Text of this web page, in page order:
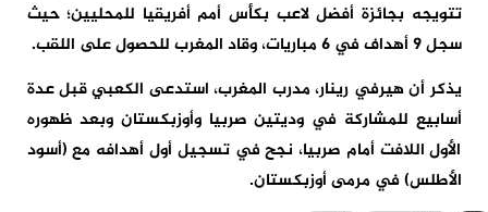
تتويجه بجائزة أفضل لاعب بكأس أمم أفريقيا للمحليين؛ حيث
سجل 9 أهداف في 6 مباريات، وقاد المغرب للحصول على اللقب.
يذكر أن هيرفي رينار، مدرب المغرب، استدعى الكعبي قبل عدة
أسابيع للمشاركة في وديتين صربيا وأوزبكستان وبعد ظهوره
الأول اللافت أمام صربيا، نجح في تسجيل أول أهدافه مع (أسود
الأطلس) في مرمى أوزبكستان.